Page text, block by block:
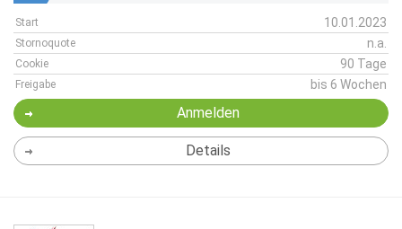
Start 10.01.2023
Stornoquote n.a.
Cookie 90 Tage
Freigabe bis 6 Wochen
Anmelden
Details